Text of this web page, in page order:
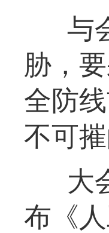
与
胁，
全防
不可
大
布《